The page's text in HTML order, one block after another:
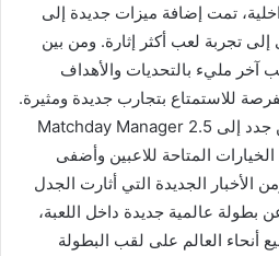
تمت إضافة ميزات جديدة إلى
إلى تجربة لعب أكثر إثارة. ومن بين
آخر مليء بالتحديات والأهداف
للاستمتاع بتجارب جديدة ومثيرة.
تمت أيضًا إضافة فرق ولاعبين جدد إلى Matchday Manager 2.5
الخيارات المتاحة للاعبين وأضفى
الأخبار الجديدة التي أثارت الجدل
بطولة عالمية جديدة داخل اللعبة،
أنحاء العالم على لقب البطولة